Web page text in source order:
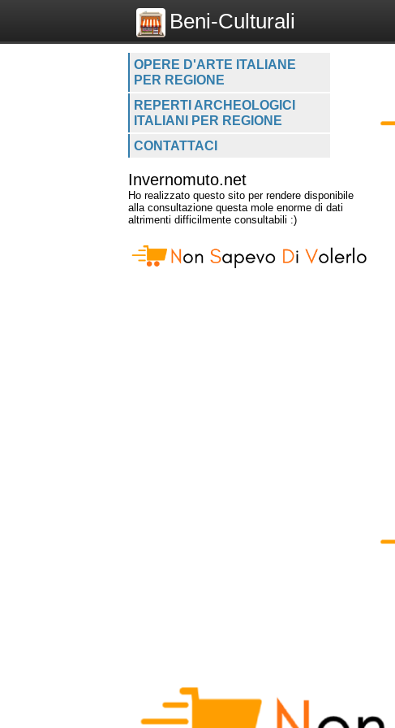
Beni-Culturali
OPERE D'ARTE ITALIANE
PER REGIONE
REPERTI ARCHEOLOGICI
ITALIANI PER REGIONE
CONTATTACI
Invernomuto.net
Ho realizzato questo sito per rendere disponibile
alla consultazione questa mole enorme di dati
altrimenti difficilmente consultabili :)